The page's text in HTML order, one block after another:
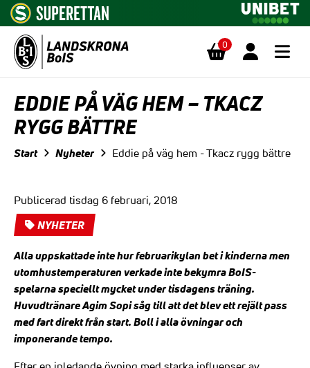
0
EDDIE PÅ VÄG HEM – TKACZ
RYGG BÄTTRE
Start Nyheter Eddie på väg hem - Tkacz rygg bättre
Publicerad tisdag 6 februari, 2018
NYHETER
Alla uppskattade inte hur februarikylan bet i kinderna men
utomhustemperaturen verkade inte bekymra BoIS-
spelarna speciellt mycket under tisdagens träning.
Huvudtränare Agim Sopi såg till att det blev ett rejält pass
med fart direkt från start. Boll i alla övningar och
imponerande tempo.